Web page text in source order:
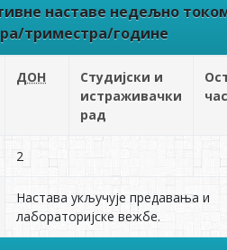
наставе недељно
триместра/године
ДОН
Студијски и
истраживачки
рад
2
Настава укључује предавања и
лабораторијске вежбе.